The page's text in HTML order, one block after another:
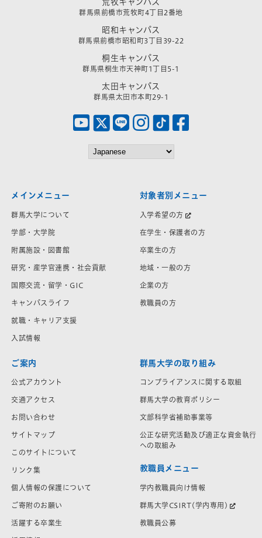
群馬県前橋市荒牧町4丁目2番地
昭和キャンパス
群馬県前橋市昭和町3丁目39-22
桐生キャンパス
群馬県桐生市天神町1丁目5-1
太田キャンパス
群馬県太田市本町29-1
メインメニュー
群馬大学について
学部・大学院
附属施設・図書館
研究・産学官連携・社会貢献
国際交流・留学・GIC
キャンパスライフ
就職・キャリア支援
入試情報
対象者別メニュー
入学希望の方
在学生・保護者の方
卒業生の方
地域・一般の方
企業の方
教職員の方
ご案内
公式アカウント
交通アクセス
お問い合わせ
サイトマップ
このサイトについて
リンク集
個人情報の保護について
ご寄附のお願い
活躍する卒業生
群馬大学の取り組み
コンプライアンスに関する取組
群馬大学の教育ポリシー
文部科学省補助事業等
公正な研究活動及び適正な資金執行
への取組み
教職員メニュー
学内教職員向け情報
群馬大学CSIRT(学内専用)
教職員公募